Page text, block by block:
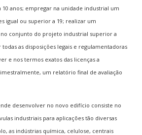
anos; empregar na unidade industrial um
igual ou superior a 19; realizar um
conjunto do projeto industrial superior a
todas as disposições legais e regulamentadoras
e nos termos exatos das licenças a
um relatório final de avaliação
desenvolver no novo edifício consiste no
industriais para aplicações tão diversas
as indústrias química, celulose, centrais